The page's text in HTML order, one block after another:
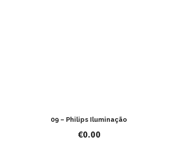
09 – Philips Iluminação
€0.00